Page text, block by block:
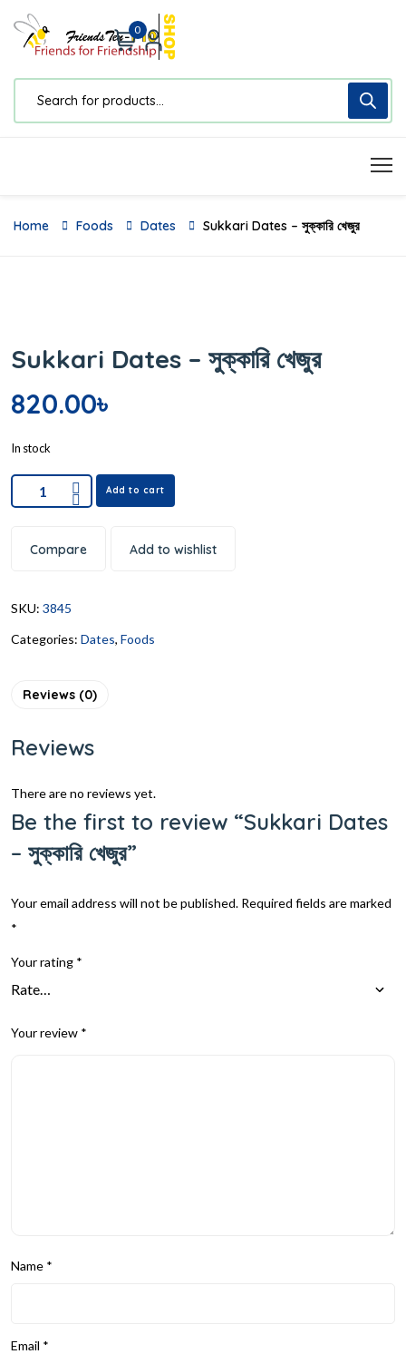
0
Home Foods Dates Sukkari Dates – সুক্কারি খেজুর
Sukkari Dates – সুক্কারি খেজুর
820.00৳
In stock
Add to cart
Compare Add to wishlist
SKU: 3845
Categories: Dates, Foods
Reviews (0)
Reviews
There are no reviews yet.
Be the first to review “Sukkari Dates
– সুক্কারি খেজুর”
Your email address will not be published. Required fields are marked
*
Your rating *
Your review *
Name *
Email *